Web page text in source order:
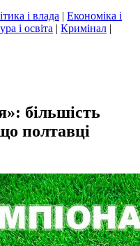
і влада | Економіка і
і освіта | Кримінал |
більшість
полтавці